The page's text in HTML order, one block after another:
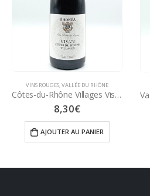
VINS ROUGES,VALLÉE DU RHÔNE
Côtes-du-Rhône Villages Visan « La Dame des Roses » 75 cl – 2023 – Rhonéa Artisans Vignerons
8,30€
AJOUTER AU PANIER